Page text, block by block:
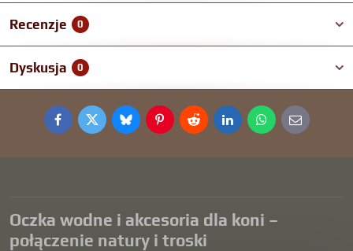
Recenzje 0
Dyskusja 0
FacebookTwitterBlueskyPinterestRedditLinkedInWhatsApp
E-
mail
Oczka wodne i akcesoria dla koni –
połączenie natury i troski